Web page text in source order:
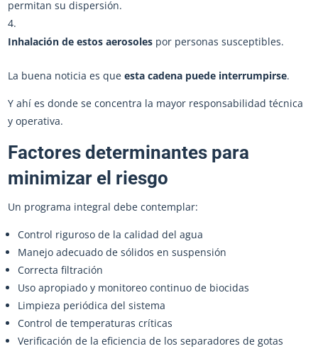
permitan su dispersión.
Inhalación de estos aerosoles por personas susceptibles.
La buena noticia es queesta cadena puede interrumpirse.
Y ahí es donde se concentra la mayor responsabilidad técnica
y operativa.
Factores determinantes para
minimizar el riesgo
Un programa integral debe contemplar:
Control riguroso de la calidad del agua
Manejo adecuado de sólidos en suspensión
Correcta filtración
Uso apropiado y monitoreo continuo de biocidas
Limpieza periódica del sistema
Control de temperaturas críticas
Verificación de la eficiencia de los separadores de gotas